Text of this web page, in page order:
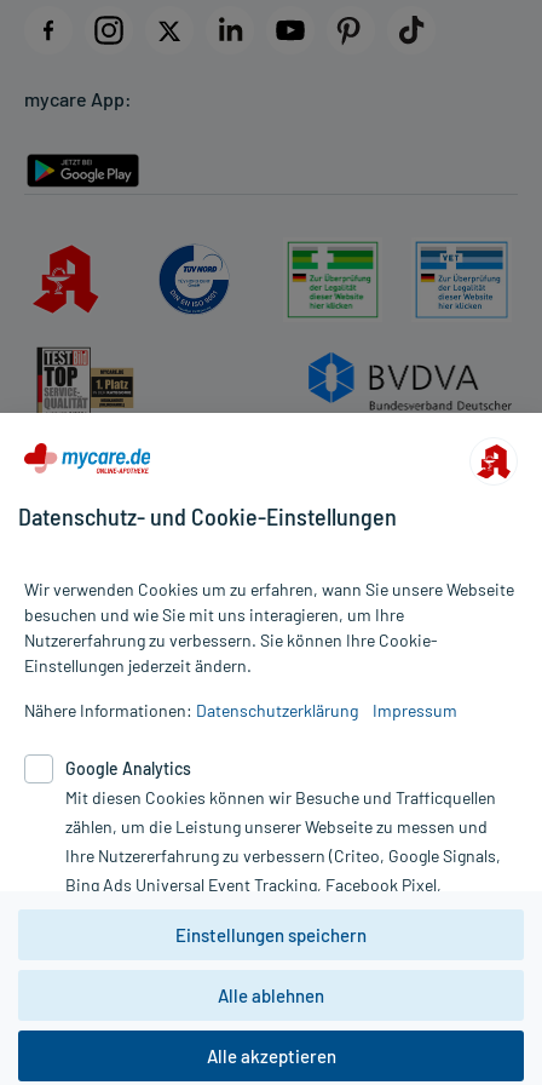
Datenschutz
Rückgabe/Widerruf
mycare App:
Alle Preise gelten inkl. MwSt., ggf. zzgl. Versandkosten
Informationen auf dieser Website werden ausschließlich für
die Untersuchung und Behandlung durch einen Arzt. Bitte
Therapien eingeleitet werden können. | Diese Webseite benutzt
Google Analytics. Lesen Sie bitte dazu die wichtigen Hinweise in
unserer Datenschutzerklärung. Für den Widerruf einer Bestellung
nutzen Sie das Formular:
Vertrag widerrufen
*Hinweise zu unseren Aktionen und Bewertungen
copyright @ 2026 Roland Helle e.K. - Versandapotheke - Alle Rechte vorbehalten
Datenschutz- und Cookie-Einstellungen
Wir verwenden Cookies um zu erfahren, wann Sie unsere Webseite
besuchen und wie Sie mit uns interagieren, um Ihre
Nutzererfahrung zu verbessern. Sie können Ihre Cookie-
Einstellungen jederzeit ändern.
Nähere Informationen: Datenschutzerklärung Impressum
Google Analytics
Mit diesen Cookies können wir Besuche und Trafficquellen
zählen, um die Leistung unserer Webseite zu messen und
Ihre Nutzererfahrung zu verbessern (Criteo, Google Signals,
Bing Ads Universal Event Tracking, Facebook Pixel,
Youtube-Social Plugin).
Wir weisen darauf hin, dass die
zwingend den Europäischen Anforderungen gem. EU-
DSGVO genügen und ein Datentransfer in Drittstaaten bzw.
Daten dort verarbeitet werden, kann nicht geprüft und
nachvollzogen werden.
Einstellungen speichern
Alle ablehnen
Alle akzeptieren